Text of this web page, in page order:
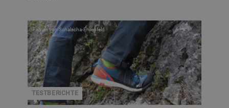
TESTBERICHTE
Fabian von Schalscha-Ehrenfeld